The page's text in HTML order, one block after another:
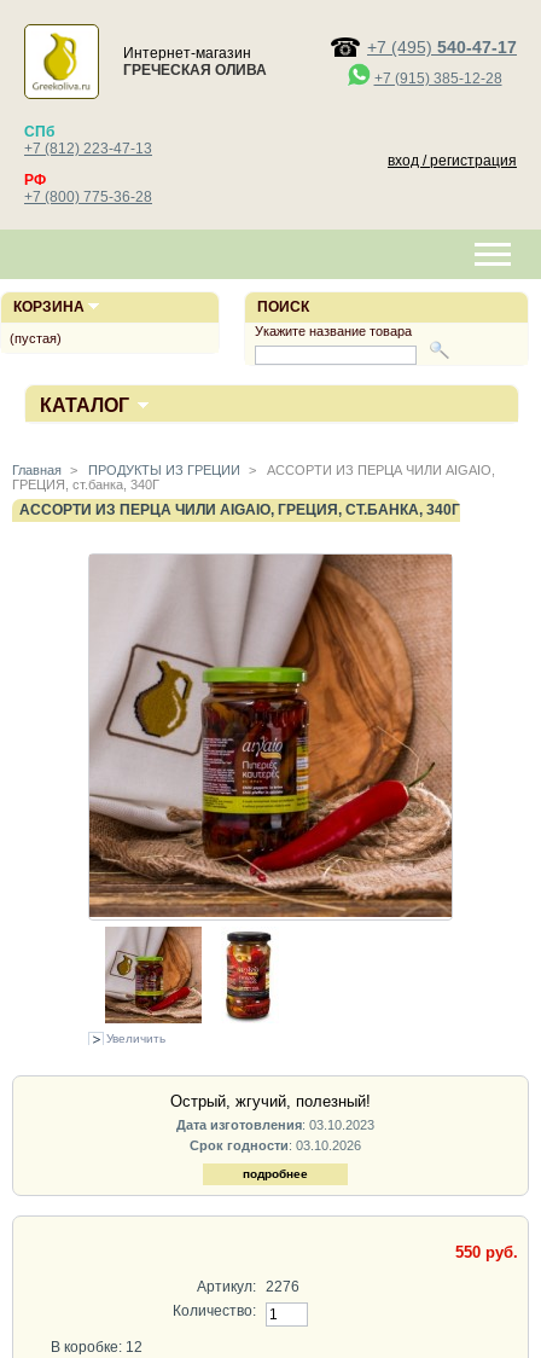
Интернет-магазин
ГРЕЧЕСКАЯ ОЛИВА
+7 (495) 540-47-17
+7 (915) 385-12-28
СПб
+7 (812) 223-47-13
РФ
+7 (800) 775-36-28
вход / регистрация
КАТАЛОГ
Главная > ПРОДУКТЫ ИЗ ГРЕЦИИ >
АССОРТИ ИЗ ПЕРЦА ЧИЛИ AIGAIO,
ГРЕЦИЯ, ст.банка, 340Г
АССОРТИ ИЗ ПЕРЦА ЧИЛИ AIGAIO, ГРЕЦИЯ, СТ.БАНКА, 340Г
Увеличить
Острый, жгучий, полезный!
Дата изготовления: 03.10.2023
Срок годности: 03.10.2026
подробнее
550 руб.
Артикул: 2276
Количество:
В коробке: 12
ПОИСК
Укажите название товара
КОРЗИНА
(пустая)